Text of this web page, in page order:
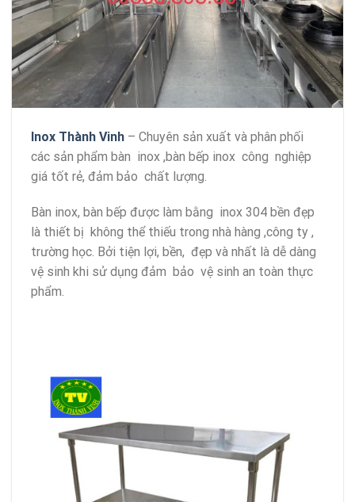
Inox Thành Vinh – Chuyên sản xuất và phân phối
các sản phẩm bàn inox ,bàn bếp inox công nghiệp
giá tốt rẻ, đảm bảo chất lượng.
Bàn inox, bàn bếp được làm bằng inox 304 bền đẹp
là thiết bị không thể thiếu trong nhà hàng ,công ty ,
trường học. Bởi tiện lợi, bền, đẹp và nhất là dễ dàng
vệ sinh khi sử dụng đảm bảo vệ sinh an toàn thực
phẩm.